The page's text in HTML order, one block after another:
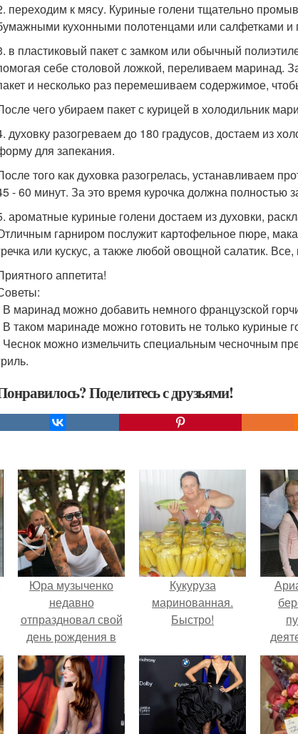
переходим к мясу. Куриные голени тщательно
кухонными полотенцами или салфетками и
в пластиковый пакет с замком или обычный
себе столовой ложкой, переливаем маринад.
и несколько раз перемешиваем содержимое,
чего убираем пакет с курицей в холодильник
духовку разогреваем до 180 градусов, достаем из
для запекания.
того как духовка разогрелась, устанавливаем
- 60 минут. За это время курочка должна полностью
ароматные куриные голени достаем из духовки,
гарниром послужит картофельное пюре,
или кускус, а также любой овощной салатик.
аппетита!
В маринад можно добавить немного французской
В таком маринаде можно готовить не только куриные
Чеснок можно измельчить специальным чесночным
Поделитесь с друзьями!
Юра музыченко
недавно
отпраздновал свой
день рождения в
кругу самых
близких и родных
людей.
Кукуруза
маринованная.
Быстро!